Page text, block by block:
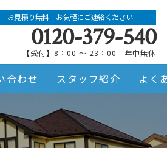
お見積り無料 お気軽にご連絡ください
0120-379-540
【受付】8：00 ～ 23：00 年中無休
合わせ スタッフ紹介 よく